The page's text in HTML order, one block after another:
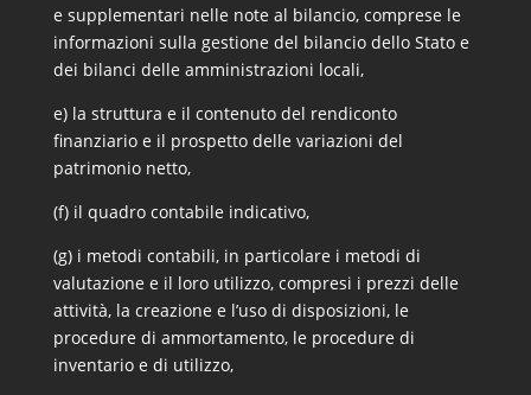
e supplementari nelle note al bilancio, comprese le
informazioni sulla gestione del bilancio dello Stato e
dei bilanci delle amministrazioni locali,
e) la struttura e il contenuto del rendiconto
finanziario e il prospetto delle variazioni del
patrimonio netto,
(f) il quadro contabile indicativo,
(g) i metodi contabili, in particolare i metodi di
valutazione e il loro utilizzo, compresi i prezzi delle
attività, la creazione e l’uso di disposizioni, le
procedure di ammortamento, le procedure di
inventario e di utilizzo,